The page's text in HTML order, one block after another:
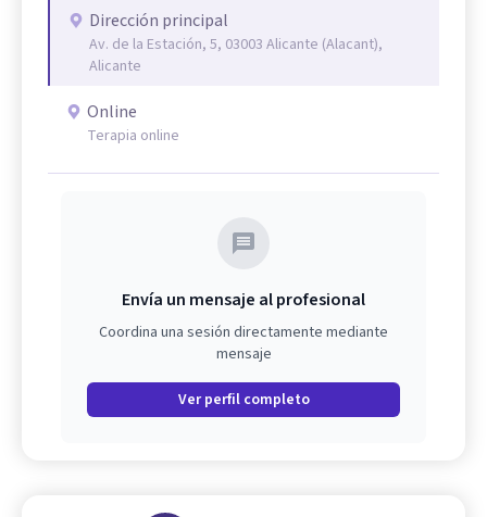
Dirección principal
Av. de la Estación, 5, 03003 Alicante (Alacant),
Alicante
Online
Terapia online
Envía un mensaje al profesional
Coordina una sesión directamente mediante
mensaje
Ver perfil completo